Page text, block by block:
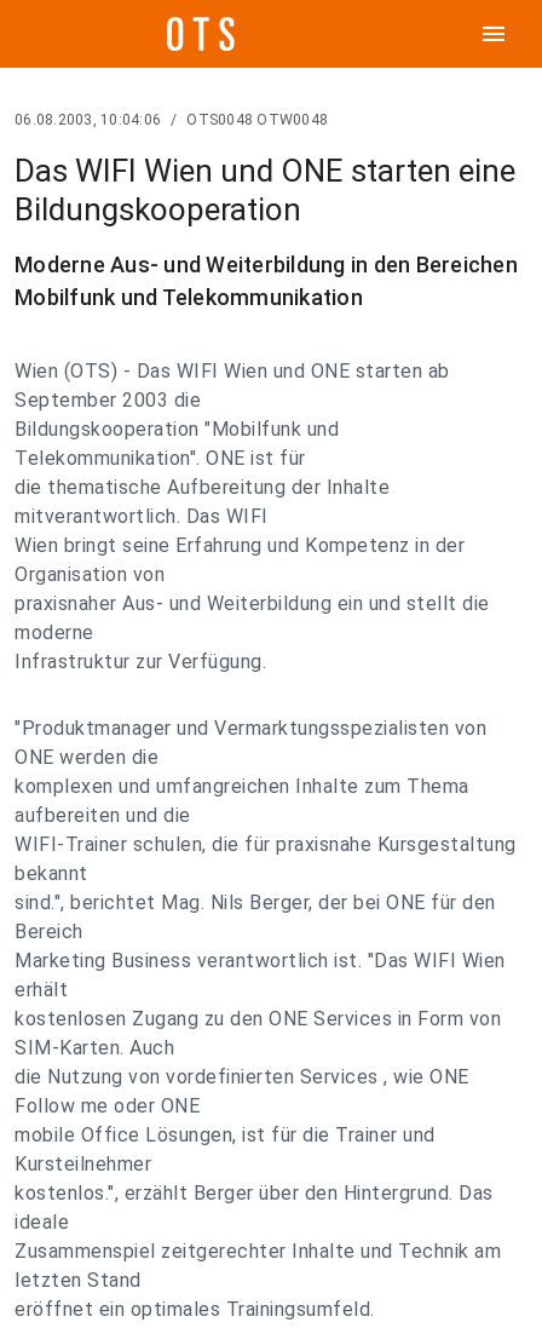
menu
06.08.2003, 10:04:06 / OTS0048 OTW0048
Das WIFI Wien und ONE starten eine
Bildungskooperation
Moderne Aus- und Weiterbildung in den Bereichen
Mobilfunk und Telekommunikation
Wien (OTS) - Das WIFI Wien und ONE starten ab
September 2003 die
Bildungskooperation "Mobilfunk und
Telekommunikation". ONE ist für
die thematische Aufbereitung der Inhalte
mitverantwortlich. Das WIFI
Wien bringt seine Erfahrung und Kompetenz in der
Organisation von
praxisnaher Aus- und Weiterbildung ein und stellt die
moderne
Infrastruktur zur Verfügung.
"Produktmanager und Vermarktungsspezialisten von
ONE werden die
komplexen und umfangreichen Inhalte zum Thema
aufbereiten und die
WIFI-Trainer schulen, die für praxisnahe Kursgestaltung
bekannt
sind.", berichtet Mag. Nils Berger, der bei ONE für den
Bereich
Marketing Business verantwortlich ist. "Das WIFI Wien
erhält
kostenlosen Zugang zu den ONE Services in Form von
SIM-Karten. Auch
die Nutzung von vordefinierten Services , wie ONE
Follow me oder ONE
mobile Office Lösungen, ist für die Trainer und
Kursteilnehmer
kostenlos.", erzählt Berger über den Hintergrund. Das
ideale
Zusammenspiel zeitgerechter Inhalte und Technik am
letzten Stand
eröffnet ein optimales Trainingsumfeld.